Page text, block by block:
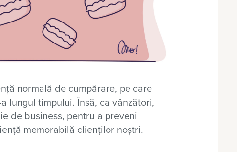
normală de cumpărare, pe care
lungul timpului. Însă, ca vânzători,
de business, pentru a preveni
memorabilă clienților noștri.